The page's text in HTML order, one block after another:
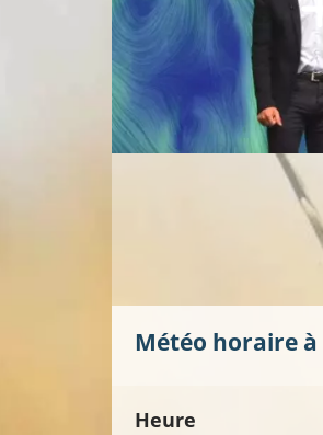
Météo horaire à
Heure